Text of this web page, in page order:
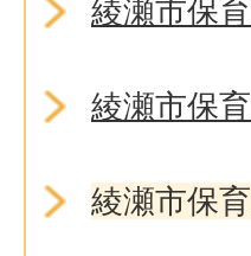
綾瀬市保
綾瀬市保
綾瀬市保